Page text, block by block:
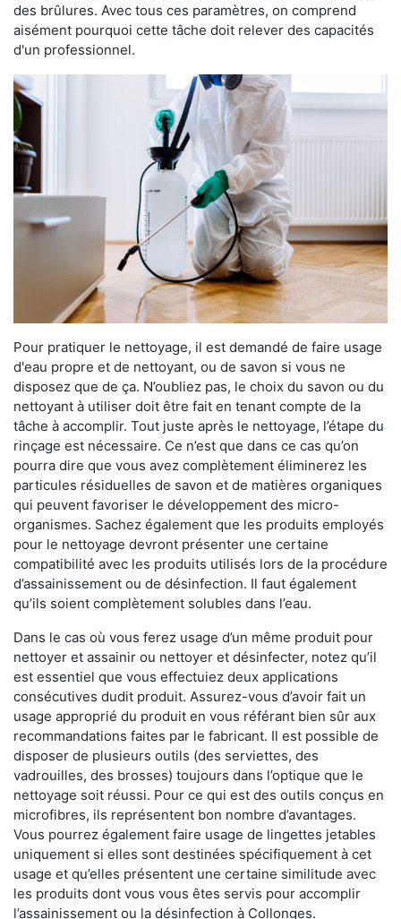
des brûlures. Avec tous ces paramètres, on comprend
aisément pourquoi cette tâche doit relever des capacités
d'un professionnel.
Pour pratiquer le nettoyage, il est demandé de faire usage
d'eau propre et de nettoyant, ou de savon si vous ne
disposez que de ça. N’oubliez pas, le choix du savon ou du
nettoyant à utiliser doit être fait en tenant compte de la
tâche à accomplir. Tout juste après le nettoyage, l’étape du
rinçage est nécessaire. Ce n’est que dans ce cas qu’on
pourra dire que vous avez complètement éliminerez les
particules résiduelles de savon et de matières organiques
qui peuvent favoriser le développement des micro-
organismes. Sachez également que les produits employés
pour le nettoyage devront présenter une certaine
compatibilité avec les produits utilisés lors de la procédure
d’assainissement ou de désinfection. Il faut également
qu’ils soient complètement solubles dans l’eau.
Dans le cas où vous ferez usage d’un même produit pour
nettoyer et assainir ou nettoyer et désinfecter, notez qu’il
est essentiel que vous effectuiez deux applications
consécutives dudit produit. Assurez-vous d’avoir fait un
usage approprié du produit en vous référant bien sûr aux
recommandations faites par le fabricant. Il est possible de
disposer de plusieurs outils (des serviettes, des
vadrouilles, des brosses) toujours dans l’optique que le
nettoyage soit réussi. Pour ce qui est des outils conçus en
microfibres, ils représentent bon nombre d’avantages.
Vous pourrez également faire usage de lingettes jetables
uniquement si elles sont destinées spécifiquement à cet
usage et qu’elles présentent une certaine similitude avec
les produits dont vous vous êtes servis pour accomplir
l’assainissement ou la désinfection à Collonges.